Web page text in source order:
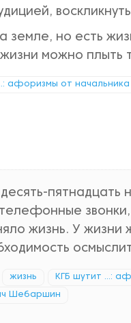
земле, но есть
можно плыть
афоризмы от
пятнадцать
жизнь. У жизни
жизнь КГБ шутит ...:
Шебаршин